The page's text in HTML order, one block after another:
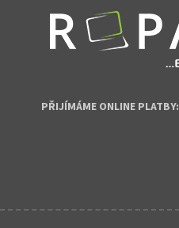
PŘIJÍMÁME ONLINE PLATBY: